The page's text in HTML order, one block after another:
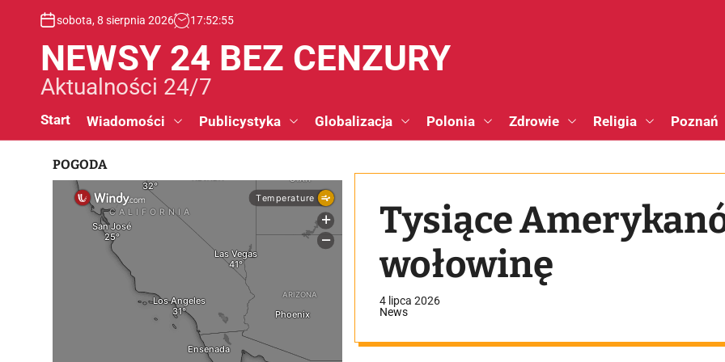
sobota, 8 sierpnia 2026 17:52:56
NEWSY 24 BEZ CENZURY
Aktualności 24/7
Start Wiadomości Publicystyka Globalizacja Polonia Zdrowie Religia Poznań
Tysiące
wołowinę
4 lipca 2026
News
POGODA